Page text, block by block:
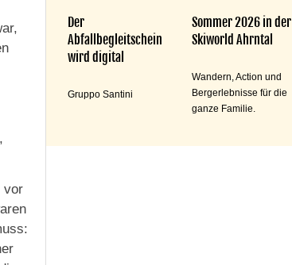
vor
Der
Abfallbegleitschein
wird digital
Gruppo Santini
Sommer 2026 in der
Skiworld Ahrntal
Wandern, Action und
Bergerlebnisse für die
ganze Familie.